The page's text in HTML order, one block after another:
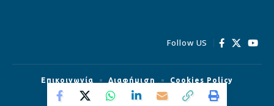
Follow US
© Strategist.cy All Rights Reserved.
Επικοινωνία Διαφήμιση Cookies Policy